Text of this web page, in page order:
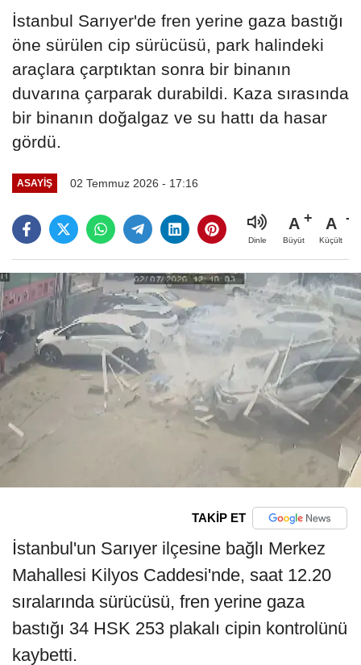
İstanbul Sarıyer'de fren yerine gaza bastığı
öne sürülen cip sürücüsü, park halindeki
araçlara çarptıktan sonra bir binanın
duvarına çarparak durabildi. Kaza sırasında
bir binanın doğalgaz ve su hattı da hasar
gördü.
ASAYIŞ 02 Temmuz 2026 - 17:16
Dinle
A
Büyüt
A
Küçült
TAKİP ET
İstanbul'un Sarıyer ilçesine bağlı Merkez
Mahallesi Kilyos Caddesi'nde, saat 12.20
sıralarında sürücüsü, fren yerine gaza
bastığı 34 HSK 253 plakalı cipin kontrolünü
kaybetti.